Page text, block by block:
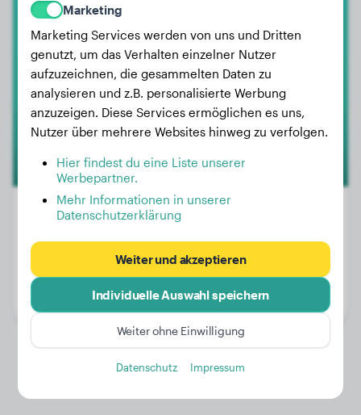
American Pit Bull Terrier
Dana
1
Alter:
2 Jahre, 2 Monate
Geschlecht:
Marketing
Marketing Services werden von uns und Dritten
genutzt, um das Verhalten einzelner Nutzer
aufzuzeichnen, die gesammelten Daten zu
analysieren und z.B. personalisierte Werbung
anzuzeigen. Diese Services ermöglichen es uns,
Nutzer über mehrere Websites hinweg zu verfolgen.
Hier findest du eine Liste unserer
Werbepartner.
Mehr Informationen in unserer
Datenschutzerklärung
Weiter und akzeptieren
Individuelle Auswahl speichern
Weiter ohne Einwilligung
Datenschutz Impressum